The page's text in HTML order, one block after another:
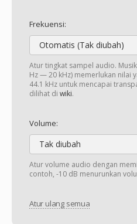
Frekuensi:
Otomatis (Tak diubah)
Atur tingkat sampel audio.
Hz — 20 kHz) memerlukan nilai
44.1 kHz untuk mencapai
dilihat di wiki.
Volume:
Tak diubah
Atur volume audio dengan
contoh, -10 dB menurunkan
Atur ulang semua